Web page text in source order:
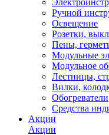
Ручной
Освещение
Розетки,
Пены,
Модульные
Модульное
Лестницы,
Вилки,
Обогреватели
Средства
Акции
Акции